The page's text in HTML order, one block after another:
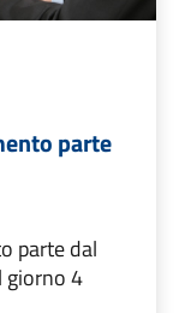
parte
parte dal
giorno 4